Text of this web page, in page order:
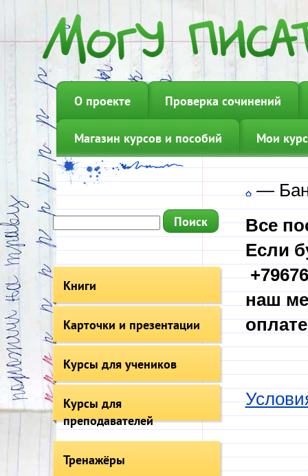
О проекте Проверка сочинений
Магазин курсов и пособий Мои
Книги
Карточки и презентации
Курсы для учеников
Курсы для
преподавателей
Тренажёры
—
Все
Если
наш